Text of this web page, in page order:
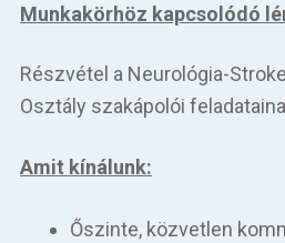
Munkakörhöz kapcsolódó
Részvétel a Neurológia-
Osztály szakápolói
Amit kínálunk:
Őszinte, közvetlen